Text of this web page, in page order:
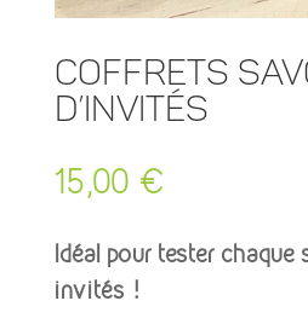
Coffrets
d’invités
15,00 €
Idéal pour tester chaque
invités !